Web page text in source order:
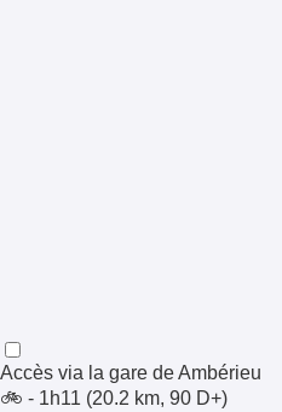
Accès via la gare deAmbérieu
🚲 - 1h11 (20.2 km, 90 D+)